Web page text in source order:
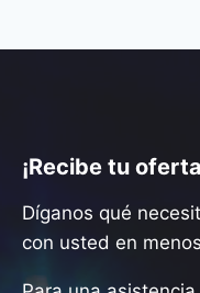
¡Recibe tu
Díganos qué
con usted en